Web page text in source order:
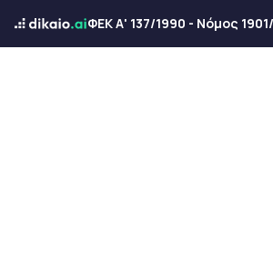
ΦΕΚ Α' 137/1990 - Νόμος